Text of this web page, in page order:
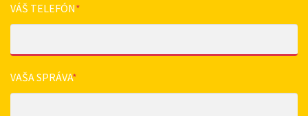
VÁŠ TELEFÓN*
VAŠA SPRÁVA*